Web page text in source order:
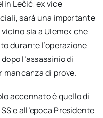
Lečić, ex vice
sarà una importante
sia a Ulemek che
durante l’operazione
l’assassinio di
di prove.
accennato è quello di
e all’epoca Presidente